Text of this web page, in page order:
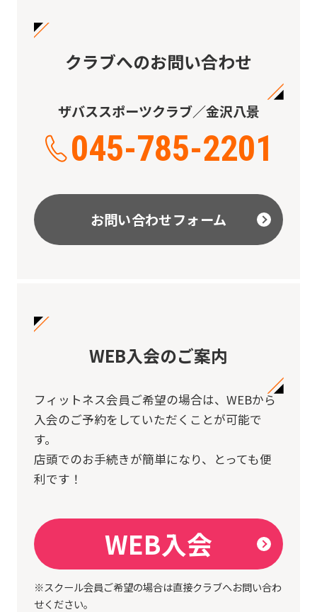
クラブへのお問い合わせ
ザバススポーツクラブ／金沢八景
045-785-2201
お問い合わせフォーム
WEB入会のご案内
フィットネス会員ご希望の場合は、 WEBから
入会のご予約をしていただくことが可能で
す。
店頭でのお手続きが簡単になり、とっても便
利です！
WEB入会
※スクール会員ご希望の場合は直接クラブへお問い合わ
せください。